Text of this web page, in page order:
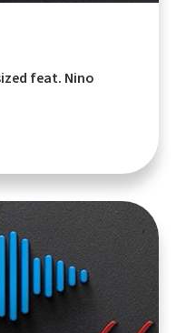
feat. Nino